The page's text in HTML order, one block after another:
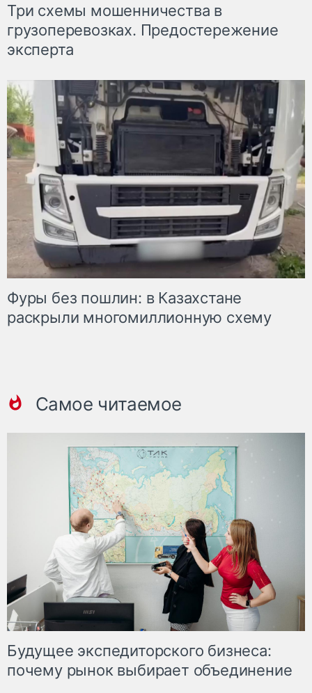
Три схемы мошенничества в
грузоперевозках. Предостережение
эксперта
Фуры без пошлин: в Казахстане
раскрыли многомиллионную схему
Самое читаемое
Будущее экспедиторского бизнеса:
почему рынок выбирает объединение